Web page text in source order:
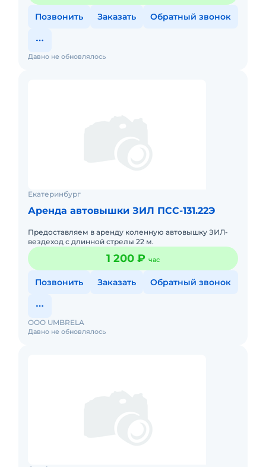
Позвонить Заказать Обратный звонок
Давно не обновлялось
Екатеринбург
Аренда автовышки ЗИЛ ПСС-131.22Э
Предоставляем в аренду коленную автовышку ЗИЛ-
вездеход с длинной стрелы 22 м.
1 200 ₽ час
Позвонить Заказать Обратный звонок
Давно не обновлялось
ООО UMBRELA